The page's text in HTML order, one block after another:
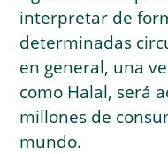
interpretar de
determinadas
en general, una
como Halal, será
millones de
mundo.